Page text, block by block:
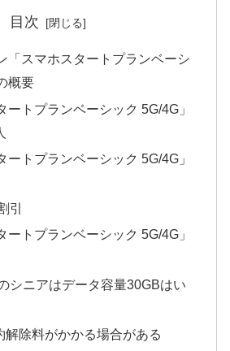
目次
「スマホスタートプランベーシ
概要
ートプランベーシック 5G/4G」
ートプランベーシック 5G/4G」
引
ートプランベーシック 5G/4G」
シニアはデータ容量30GBはい
解除料がかかる場合がある